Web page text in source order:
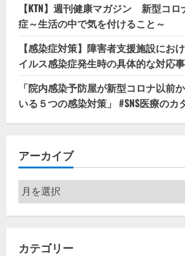
【KTN】週刊健康マガジン 新型コ
症～生活の中で気を付けること～
【感染症対策】障害者支援施設にお
イルス感染症発生時の具体的な対応
「院内感染予防屋が新型コロナ以前
いる５つの感染対策」 #SNS医療のカ
アーカイブ
ア
ー
カ
ブ
カテゴリー